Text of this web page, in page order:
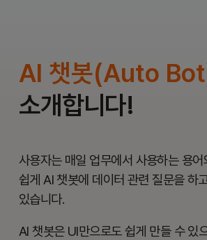
AI 챗봇(Auto
소개합니다!
사용자는 매일 업무에서 사용하는 용어
쉽게 AI 챗봇에 데이터 관련 질문을 하
있습니다.
AI 챗봇은 UI만으로도 쉽게 만들 수 있